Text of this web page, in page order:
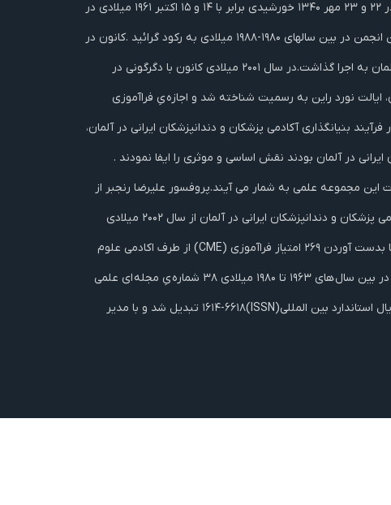
شرافت، اخلاق و مسئولیت پزشکی‌ در برابر بیمار و جامعه استوار است، اتخاذ گردید . کانون پزشکان و دندان پزشکان ایرانی مقیم آلمان در ۲۲ و ۲۳ مهر ۱۳۴۰ خورشیدی برابر با ۱۴ و ۱۵ اکتبر ۱۹۶۱ میلادی در
شهر کلن بنیاد نهاده شد.در بین سال های ۱۹۶۱-۱۹۸۰ میلادی این کانون بیشتر اهداف اجتماعی و صنفی را دنبال می نمود. فعالیت های این انجمن در بین سالهای ۱۹۸۰-۱۹۸۸ میلادی به رکود گرائید .کانون در
سال ۱۹۸۸ بار دیگر فعالیت های خود را از سر گرفت و به ویژه از سال ۱۹۹۳ میلادی پروژه های پزشکی، علمی و مردمی فراوانی در ایران و آلمان به اجرا گذاشت.در سال ۲۰۰۱ میلادی کانون با دگرگونی در
سال ۲۰۰۲ میلادی توسط اکادمی علوم پزشکی آلمان، ایالت نورد راین به رسمیت شناخته شد و اجازه یِ فراآموزی
بنیانگذاری آکادمی پزشکان و دندانپزشکان ایرانی در آلمان،
در آلمان بودند نقش اساسی و موثری را ایفا نمودند .
این مجموعه علمی به شمار می آیند.پروفسور علیرضا رنجبر از
سال ۱۹۹۱ تا سال ۲۰۰۲ میلادی عضو هیات مدیره و سپس رئیس کانون پزشکان و دندانپزشکان ایرانی در آلمان و با تبدیل کانون به آکادمی پزشکان و دندانپزشکان ایرانی در آلمان از سال ۲۰۰۲ میلادی
تاکنون رئيس و دبیر علمی آکادمی هستند. این انجمن از سالِ ۲۰۰۱ تا ژوئن ۲۰۱۲ میلادی ، چهل و ‌یک سمپوزيومِ آموزشی و فراآموزشی با بدست آوردن ۲۶۹ امتیاز فراآموزی (CME) از طرف اکادمی علوم
پزشکی و سازمانِ نظامِ پزشکیِ آلمان و ۱۷۱ امتيازِ فراآموزی از طرف سازمانِ نظامِ دندان پزشکیِ آلمان (BZÄK /DGZMK) برگزار نمود.کانون در بین سال های ۱۹۶۳ تا ۱۹۸۰ میلادی ۳۸ شماره یِ مجله ای علمی
به نام «دانش پزشکی» منتشر نمود. نام این نشریه در سال ۱۹۹۳ به «مجله یِ پزشکی کانون» (Kanun Medical Journal) با شماره یِ سریال استاندارد بین المللی(ISSN)۱۶۱۴-۶۶۱۸ تبدیل شد و با مدیر